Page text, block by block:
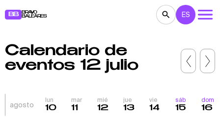
BB
BRAVO
BALEARES
CONCIERTOS TEATRO
EXPOSICIONES FESTIVALES DEPORTE
PARA NIÑOS BB NOTE
ES
Calendario de
eventos 12 julio
agosto
lun
10
mar
11
mié
12
jue
13
vie
14
sáb
15
dom
16